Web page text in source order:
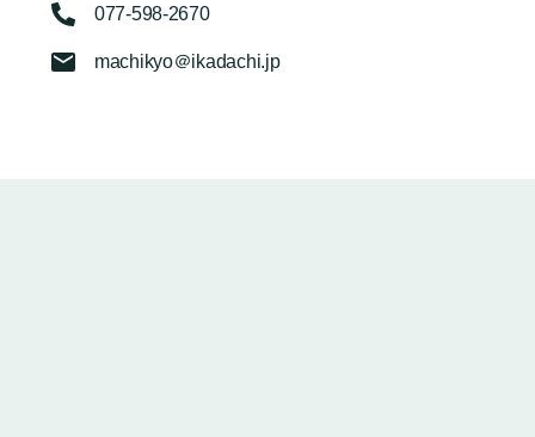
077-598-2670
machikyo＠ikadachi.jp